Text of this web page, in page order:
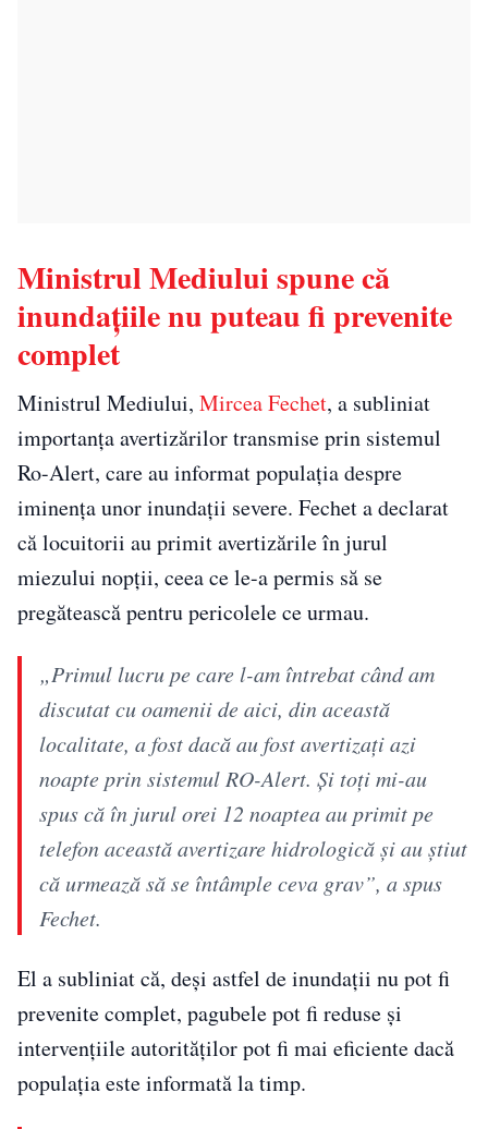
Ministrul Mediului spune că
inundațiile nu puteau fi prevenite
complet
Ministrul Mediului, Mircea Fechet, a subliniat
importanța avertizărilor transmise prin sistemul
Ro-Alert, care au informat populația despre
iminența unor inundații severe. Fechet a declarat
că locuitorii au primit avertizările în jurul
miezului nopții, ceea ce le-a permis să se
pregătească pentru pericolele ce urmau.
„Primul lucru pe care l-am întrebat când am
discutat cu oamenii de aici, din această
localitate, a fost dacă au fost avertizați azi
noapte prin sistemul RO-Alert. Și toți mi-au
spus că în jurul orei 12 noaptea au primit pe
telefon această avertizare hidrologică și au știut
că urmează să se întâmple ceva grav”, a spus
Fechet.
El a subliniat că, deși astfel de inundații nu pot fi
prevenite complet, pagubele pot fi reduse și
intervențiile autorităților pot fi mai eficiente dacă
populația este informată la timp.